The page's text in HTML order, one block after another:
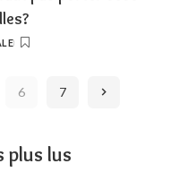
6 7
plus lus